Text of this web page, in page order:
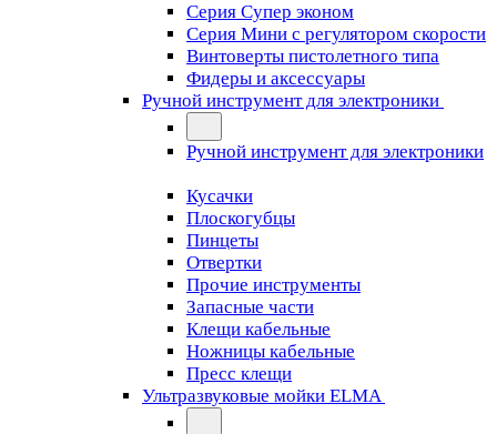
Серия Cупер эконом
Серия Мини с регулятором скорости
Винтоверты пистолетного типа
Фидеры и аксессуары
Ручной инструмент для электроники
Ручной инструмент для электроники
Кусачки
Плоскогубцы
Пинцеты
Отвертки
Прочие инструменты
Запасные части
Клещи кабельные
Ножницы кабельные
Пресс клещи
Ультразвуковые мойки ELMA